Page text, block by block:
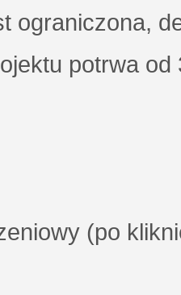
ograniczona,
potrwa
(po